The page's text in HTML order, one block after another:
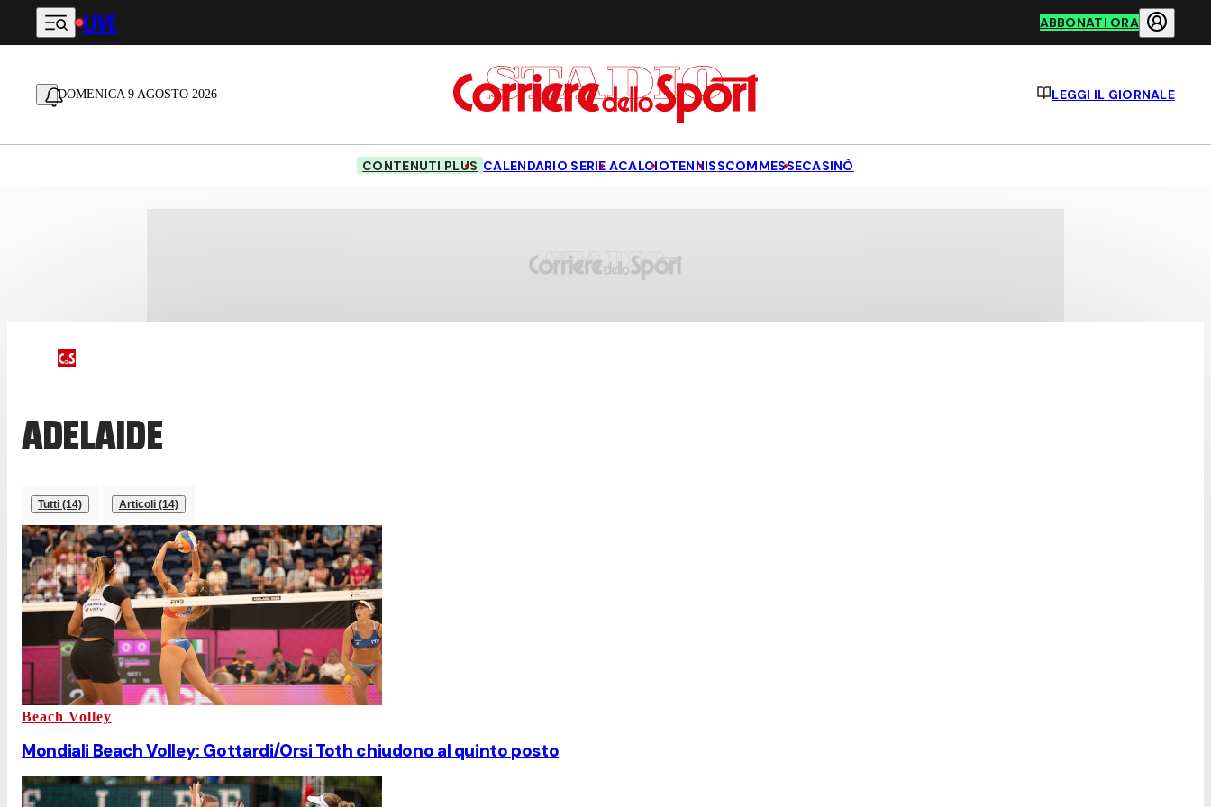
Vai al contenuto principale
LIVE ABBONATI ORA
DOMENICA 9 AGOSTO 2026 LEGGI IL GIORNALE
CONTENUTI PLUS CALENDARIO SERIE ACALCIOTENNISSCOMMESSECASINÒ
ADELAIDE
Tutti (14) Articoli (14)
Beach Volley
Mondiali Beach Volley: Gottardi/Orsi Toth chiudono al quinto posto